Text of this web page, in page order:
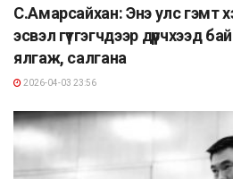
С.Амарсайхан: Энэ улс гэмт
эсвэл гүтгэгчдээр дүүрчхээд
ялгаж, салгана
2026-04-03 23:56